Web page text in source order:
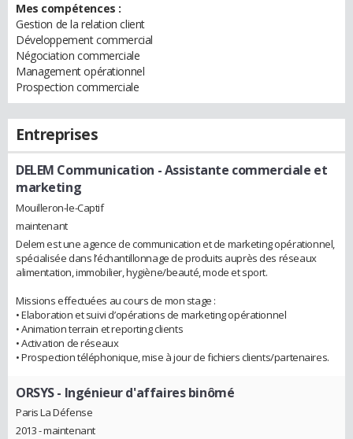
Mes compétences :
Gestion de la relation client
Développement commercial
Négociation commerciale
Management opérationnel
Prospection commerciale
Entreprises
DELEM Communication - Assistante commerciale et
marketing
Mouilleron-le-Captif
maintenant
Delem est une agence de communication et de marketing opérationnel,
spécialisée dans l’échantillonnage de produits auprès des réseaux
alimentation, immobilier, hygiène/beauté, mode et sport.
Missions effectuées au cours de mon stage :
• Elaboration et suivi d’opérations de marketing opérationnel
• Animation terrain et reporting clients
• Activation de réseaux
• Prospection téléphonique, mise à jour de fichiers clients/partenaires.
ORSYS- Ingénieur d'affaires binômé
Paris La Défense
2013 - maintenant